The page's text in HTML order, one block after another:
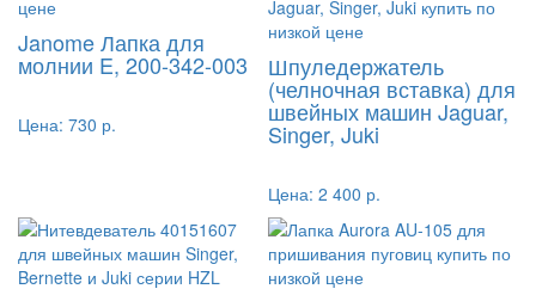
Janome Лапка для
молнии E, 200-342-003
Цена: 730 р.
Шпуледержатель
(челночная вставка) для
швейных машин Jaguar,
Singer, Juki
Цена: 2 400 р.